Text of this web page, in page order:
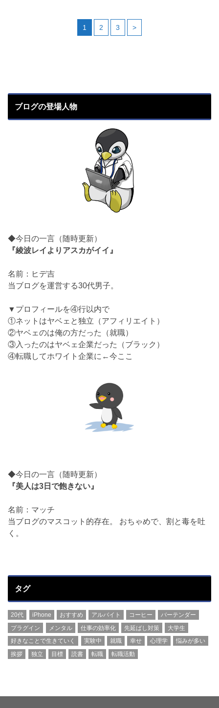
1 2 3 >
ブログの登場人物
◆今日の一言（随時更新）
『綾波レイよりアスカがイイ』
名前：ヒデ吉
当ブログを運営する30代男子。
▼プロフィールを④行以内で
①ネットはヤベェと独立（アフィリエイト）
②ヤベェのは俺の方だった（就職）
③入ったのはヤベェ企業だった（ブラック）
④転職してホワイト企業に←今ここ
◆今日の一言（随時更新）
『美人は3日で飽きない』
名前：マッチ
当ブログのマスコット的存在。 おちゃめで、割と毒を吐
く。
タグ
20代 iPhone おすすめ アルバイト コーヒー
バーテンダー
プラグイン
メンタル 仕事の効率化 先延ばし対策
大学生
好きなことで生きていく
実験中 就職 幸せ 心理学
悩みが多い
挨拶
独立 目標 読書 転職 転職活動